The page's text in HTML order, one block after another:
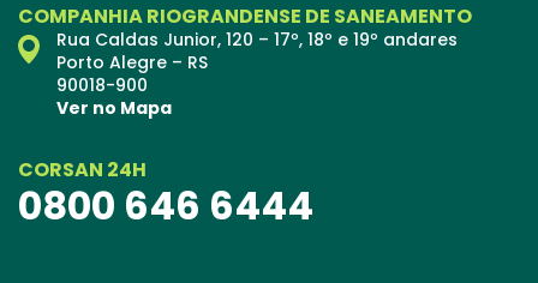
COMPANHIA RIOGRANDENSE DE SANEAMENTO
Rua Caldas Junior, 120 – 17º, 18º e 19º andares
Porto Alegre – RS
90018-900
Ver no Mapa
CORSAN 24H
0800 646 6444